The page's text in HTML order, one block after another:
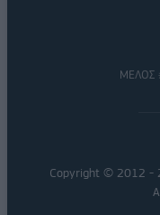
ΜΕΛΟΣ
Copyright © 2012 -